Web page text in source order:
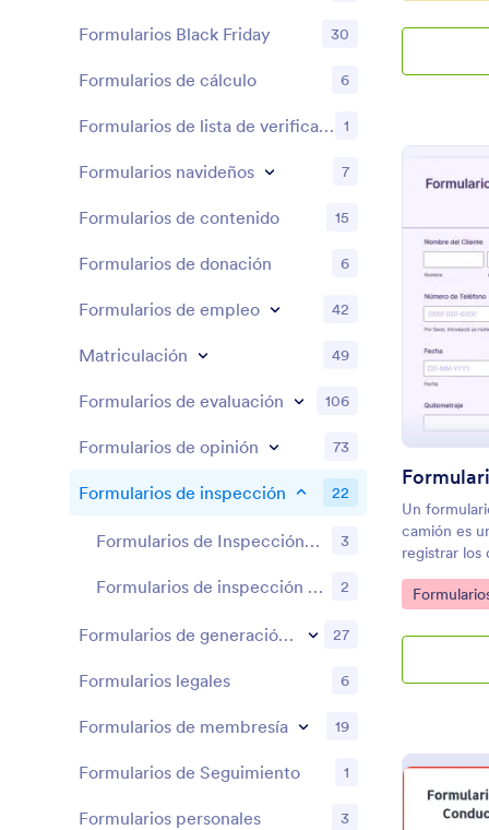
Un
camión es
registrar los
vehículo.
partes de
formulario
perfecto,
con lo que
crear
recogida de
o
código.
Go to
Formularios Black Friday 30
Formularios de cálculo 6
Formularios de lista de verificación 1
Formularios navideños 7
Formularios de contenido 15
Formularios de donación 6
Formularios de empleo 42
Matriculación 49
Formularios de evaluación 106
Formularios de opinión 73
Formularios de inspección 22
Formularios de Inspección de Vehículos 3
Formularios de inspección de seguridad 2
Formularios de generación de prospectos 27
Formularios legales 6
Formularios de membresía 19
Formularios de Seguimiento 1
Formularios personales 3